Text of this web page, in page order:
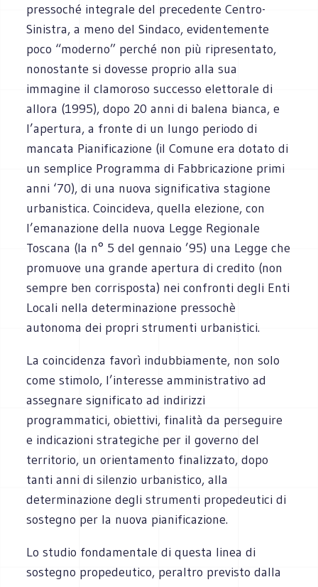
pressoché integrale del precedente Centro-
Sinistra, a meno del Sindaco, evidentemente
poco “moderno” perché non più ripresentato,
nonostante si dovesse proprio alla sua
immagine il clamoroso successo elettorale di
allora (1995), dopo 20 anni di balena bianca, e
l’apertura, a fronte di un lungo periodo di
mancata Pianificazione (il Comune era dotato di
un semplice Programma di Fabbricazione primi
anni ‘70), di una nuova significativa stagione
urbanistica. Coincideva, quella elezione, con
l’emanazione della nuova Legge Regionale
Toscana (la n° 5 del gennaio ’95) una Legge che
promuove una grande apertura di credito (non
sempre ben corrisposta) nei confronti degli Enti
Locali nella determinazione pressochè
autonoma dei propri strumenti urbanistici.
La coincidenza favorì indubbiamente, non solo
come stimolo, l’interesse amministrativo ad
assegnare significato ad indirizzi
programmatici, obiettivi, finalità da perseguire
e indicazioni strategiche per il governo del
territorio, un orientamento finalizzato, dopo
tanti anni di silenzio urbanistico, alla
determinazione degli strumenti propedeutici di
sostegno per la nuova pianificazione.
Lo studio fondamentale di questa linea di
sostegno propedeutico, peraltro previsto dalla